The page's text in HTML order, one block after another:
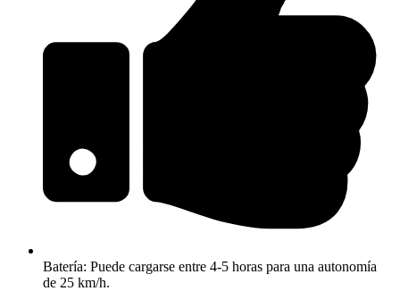
Batería: Puede cargarse entre 4-5 horas para una autonomía
de 25 km/h.